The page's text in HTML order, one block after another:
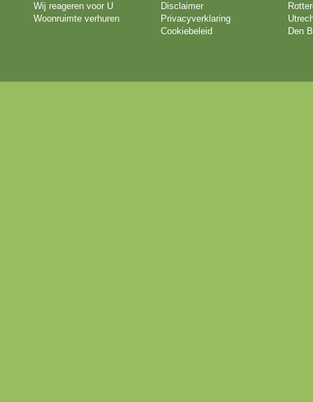
Wij reageren voor U
Woonruimte verhuren
Disclaimer
Privacyverklaring
Cookiebeleid
Den